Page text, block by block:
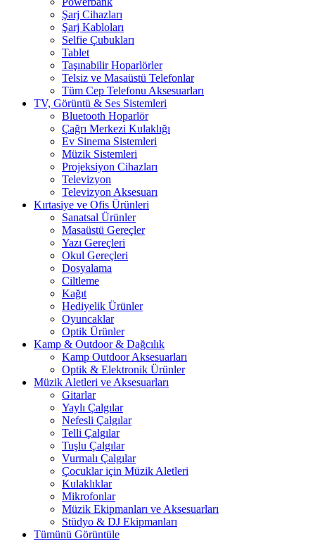
Şarj Cihazları
Şarj Kabloları
Selfie Çubukları
Tablet
Taşınabilir Hoparlörler
Telsiz ve Masaüstü Telefonlar
Tüm Cep Telefonu Aksesuarları
TV, Görüntü & Ses Sistemleri
Bluetooth Hoparlör
Çağrı Merkezi Kulaklığı
Ev Sinema Sistemleri
Müzik Sistemleri
Projeksiyon Cihazları
Televizyon
Televizyon Aksesuarı
Kırtasiye ve Ofis Ürünleri
Sanatsal Ürünler
Masaüstü Gereçler
Yazı Gereçleri
Okul Gereçleri
Dosyalama
Ciltleme
Kağıt
Hediyelik Ürünler
Oyuncaklar
Optik Ürünler
Kamp & Outdoor & Dağcılık
Kamp Outdoor Aksesuarları
Optik & Elektronik Ürünler
Müzik Aletleri ve Aksesuarları
Gitarlar
Yaylı Çalgılar
Nefesli Çalgılar
Telli Çalgılar
Tuşlu Çalgılar
Vurmalı Çalgılar
Çocuklar için Müzik Aletleri
Kulaklıklar
Mikrofonlar
Müzik Ekipmanları ve Aksesuarları
Stüdyo & DJ Ekipmanları
Tümünü Görüntüle